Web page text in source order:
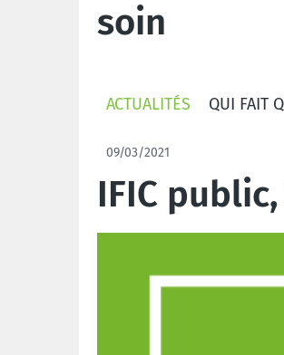
soin
ACTUALITÉS QUI FAIT
09/03/2021
IFIC public,